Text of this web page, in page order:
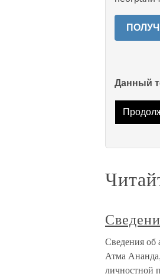
Данный
Сведения
Атма
личностной